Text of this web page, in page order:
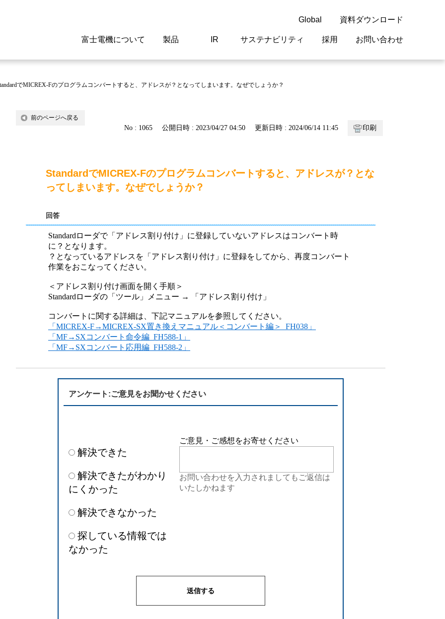
Global
閉じる
資料ダウンロード
富士電機について
ご挨拶
企業活動 研究開発
製品
駆動制御機器
監視制御システム 監視・診断システム
半導体 発電設備
自動販売機・店舗 ソリューション
IR
経営情報
サステナビリティ
マテリアリティ
採用
新卒採用情報
お問い合わせ
よくあるご質問
でMICREX-Fのプログラムコンバートすると、アドレスが？となってしまいます。なぜでしょうか？
前のページへ戻る
No : 1065 公開日時 : 2023/04/27 04:50 更新日時 : 2024/06/14 11:45 印刷
StandardでMICREX-Fのプログラムコンバートすると、アドレスが？とな
ってしまいます。なぜでしょうか？
回答
Standardローダで「アドレス割り付け」に登録していないアドレスはコンバート時
に？となります。
？となっているアドレスを「アドレス割り付け」に登録をしてから、再度コンバート
作業をおこなってください。
＜アドレス割り付け画面を開く手順＞
Standardローダの「ツール」メニュー → 「アドレス割り付け」
コンバートに関する詳細は、下記マニュアルを参照してください。
「MICREX-F→MICREX-SX置き換えマニュアル＜コンバート編＞_FH038」
「MF→SXコンバート命令編_FH588-1」
「MF→SXコンバート応用編_FH588-2」
アンケート:ご意見をお聞かせください
解決できた
解決できたがわかり
にくかった
解決できなかった
探している情報では
なかった
ご意見・ご感想をお寄せください
お問い合わせを入力されましてもご返信は
いたしかねます